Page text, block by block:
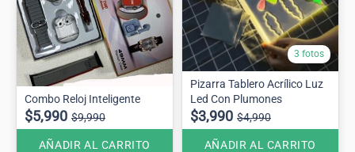
Combo Reloj Inteligente
$5,990 $9,990
AÑADIR AL CARRITO
3 fotos
Pizarra Tablero Acrílico Luz
Led Con Plumones
$3,990 $4,990
AÑADIR AL CARRITO